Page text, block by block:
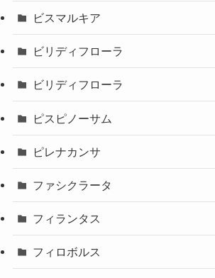
ビスマルキア
ビリディフローラ
ビリディフローラ
ピスピノーサム
ピレナカンサ
ファシクラータ
フィランタス
フィロボルス